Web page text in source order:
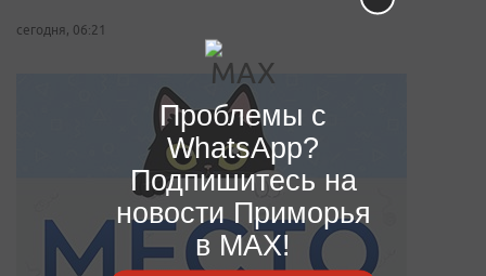
сегодня, 06:21
Проблемы с
WhatsApp?
Подпишитесь на
новости Приморья
в MAX!